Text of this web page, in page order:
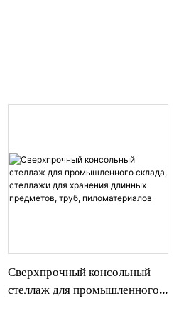
Сверхпрочный консольный
стеллаж для промышленного